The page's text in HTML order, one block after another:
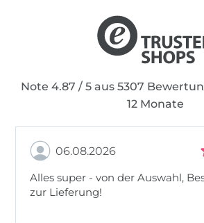
Note 4.87 / 5 aus 5307
12 Monate
06.08.2026
Alles super - von der Auswahl,
zur Lieferung!